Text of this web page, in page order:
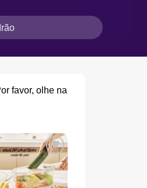
favor, olhe na